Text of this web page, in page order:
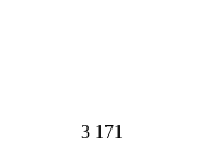
3 171